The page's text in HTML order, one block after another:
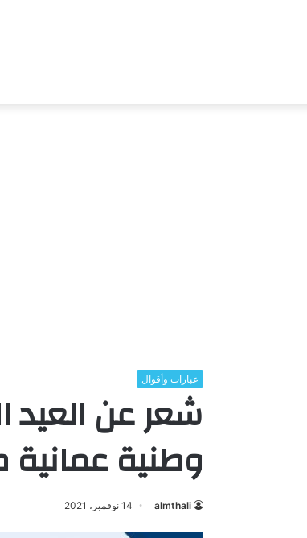
عبارات وأقوال
وطنية
almthali 14 نوفمبر، 2021